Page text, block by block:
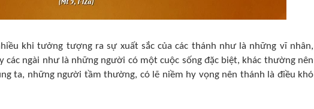
khi tưởng tượng ra sự xuất sắc của các thánh như là những vĩ nhân,
các ngài như là những người có một cuộc sống đặc biệt, khác thường nên
ta, những người tầm thường, có lẽ niềm hy vọng nên thánh là điều khó